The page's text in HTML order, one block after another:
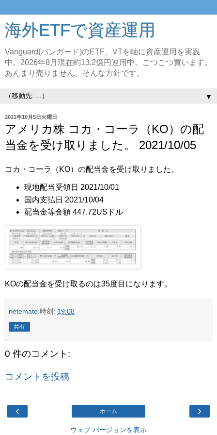
海外ETFで資産運用
Vanguard(バンガード)のETF、VTを軸に資産運用を実践
中。2026年8月現在約13.2億円運用中。こつこつ買います。
あんまり売りません。そんな方針です。
▼
2021年10月5日火曜日
アメリカ株 コカ・コーラ（KO）の配
当金を受け取りました。 2021/10/05
コカ・コーラ（KO）の配当金を受け取りました。
現地配当受領日 2021/10/01
国内支払日 2021/10/04
配当金等金額 447.72USドル
KOの配当金を受け取るのは35度目になります。
netemate 時刻: 19:08
共有
0 件のコメント:
コメントを投稿
‹ ›
ホーム
ウェブ バージョンを表示